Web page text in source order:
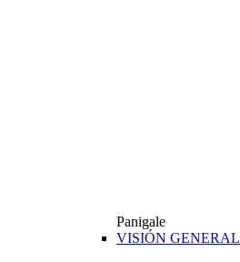
Panigale
VISIÓN GENERAL